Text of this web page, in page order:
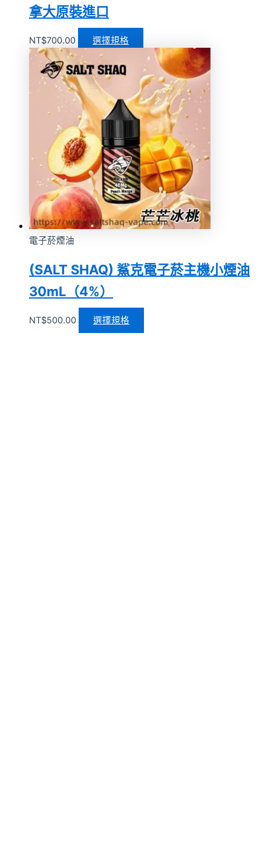
拿大原裝進口
NT$700.00 選擇規格
電子菸煙油
(SALT SHAQ) 鯊克電子菸主機小煙油
30mL（4%）
NT$500.00 選擇規格